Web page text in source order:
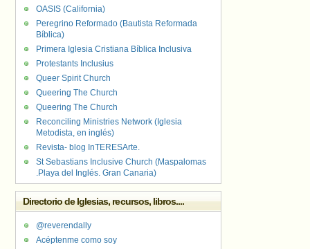
OASIS (California)
Peregrino Reformado (Bautista Reformada
Bíblica)
Primera Iglesia Cristiana Bíblica Inclusiva
Protestants Inclusius
Queer Spirit Church
Queering The Church
Queering The Church
Reconciling Ministries Network (Iglesia
Metodista, en inglés)
Revista- blog InTERESArte.
St Sebastians Inclusive Church (Maspalomas
.Playa del Inglés. Gran Canaria)
Directorio de Iglesias, recursos, libros....
@reverendally
Acéptenme como soy